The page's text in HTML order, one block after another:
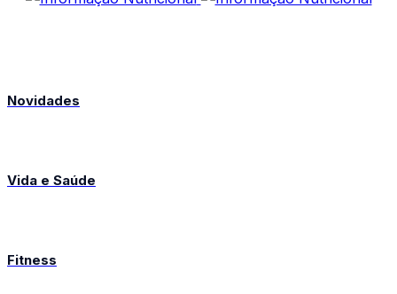
Novidades
Vida e Saúde
Fitness